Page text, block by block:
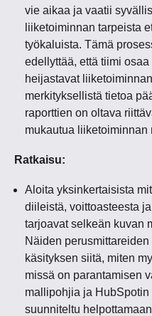
vie aikaa ja vaatii
liiketoiminnan tarpeista
työkaluista. Tämä
edellyttää, että tiimi
heijastavat
merkityksellistä tietoa
raporttien on oltava
mukautua liiketoiminnan
Ratkaisu:
Aloita yksinkertaisista
diileistä, voittoasteesta
tarjoavat selkeän kuvan
Näiden
käsityksen siitä, miten
missä on parantamisen
mallipohjia ja
suunniteltu